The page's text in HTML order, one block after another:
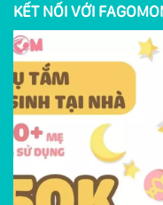
KẾT NỐI VỚI